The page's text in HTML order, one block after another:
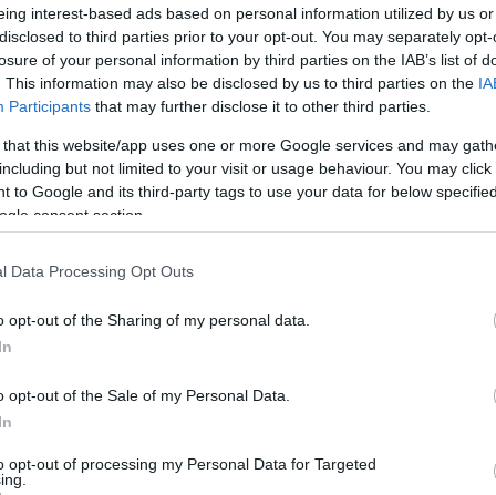
interest-based ads based on personal information utilized by us
to third parties prior to your opt-out. You may separately
of your personal information by third parties on the IAB’s list of
This information may also be disclosed by us to third parties on the
Participants that may further disclose it to other third parties.
that this website/app uses one or more Google services and may
but not limited to your visit or usage behaviour. You may
to Google and its third-party tags to use your data for below
consent section.
Data Processing Opt Outs
opt-out of the Sharing of my personal data.
opt-out of the Sale of my Personal Data.
opt-out of processing my Personal Data for Targeted
miniszterelnök úr!május 27-re leegyeztetett és
Nonprofit Kft.továbbra is
lemondta. Az előadást Szigetváron, a Vigadó
eredeti napon két előadást is sikerült műsorra
is műsorra tűzi még egyszer az előadást az
látható aHevér GáborésAlföldi Róbert
a BBC világhírű sorozata alapján készült